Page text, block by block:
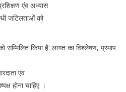
एंव अभ्यास
जटिलताओं को
किया है: लागत का विश्लेषण, प्रमाप
एंव
होना चाहिए ।